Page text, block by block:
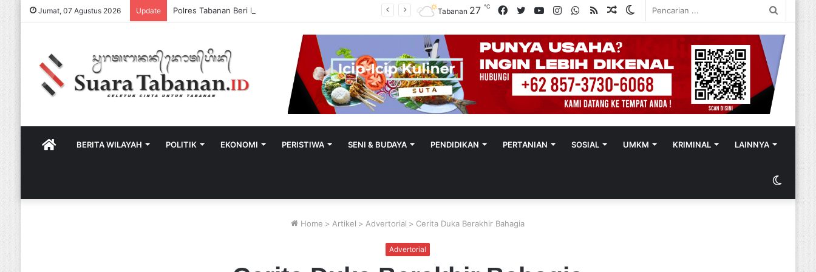
Jumat, 07 Agustus 2026 Update
Switch
Random
RSS
WhatsApp
Instagram
YouTube
Twitter
Facebook
Tabanan 27℃
HOMEBERITA WILAYAH POLITIK EKONOMI PERISTIWA SENI & BUDAYA PENDIDIKAN PERTANIAN SOSIAL UMKM KRIMINAL LAINNYA
Switch
skin
Home > Artikel > Advertorial > Cerita Duka Berakhir Bahagia
Advertorial